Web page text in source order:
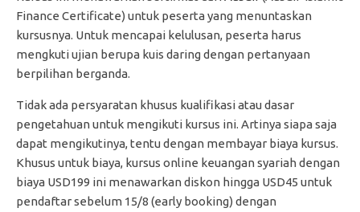
Finance Certificate) untuk peserta yang menuntaskan
kursusnya. Untuk mencapai kelulusan, peserta harus
mengkuti ujian berupa kuis daring dengan pertanyaan
berpilihan berganda.
Tidak ada persyaratan khusus kualifikasi atau dasar
pengetahuan untuk mengikuti kursus ini. Artinya siapa saja
dapat mengikutinya, tentu dengan membayar biaya kursus.
Khusus untuk biaya, kursus online keuangan syariah dengan
biaya USD199 ini menawarkan diskon hingga USD45 untuk
pendaftar sebelum 15/8 (early booking) dengan